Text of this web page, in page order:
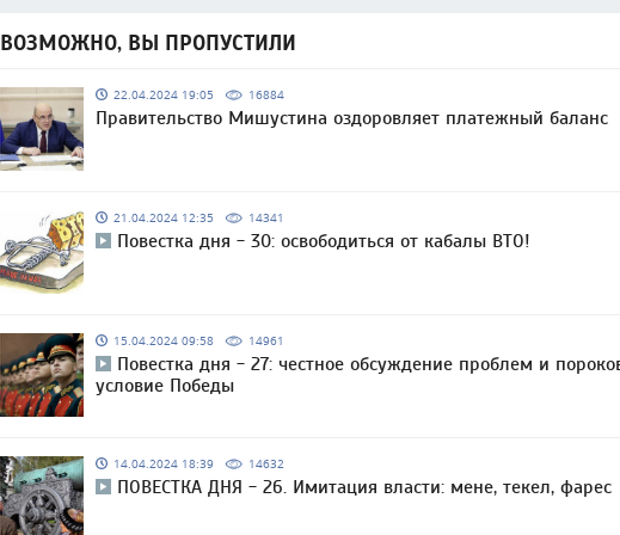
ВОЗМОЖНО, ВЫ ПРОПУСТИЛИ
22.04.2024 19:05 16884
Правительство Мишустина оздоровляет платежный баланс
21.04.2024 12:35 14341
Повестка дня - 30: освободиться от кабалы ВТО!
15.04.2024 09:58 14961
Повестка дня - 27: честное обсуждение проблем и
условие Победы
14.04.2024 18:39 14632
ПОВЕСТКА ДНЯ - 26. Имитация власти: мене, текел, фарес